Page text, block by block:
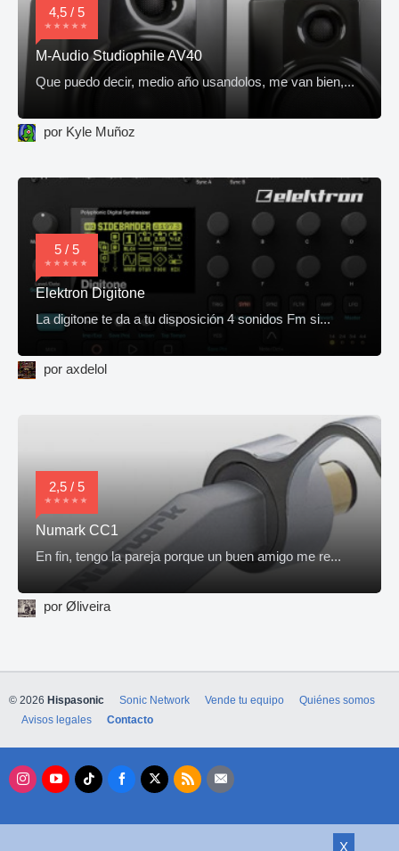
4,5 / 5
M-Audio Studiophile AV40
Que puedo decir, medio año usandolos, me van bien,...
por Kyle Muñoz
5 / 5
Elektron Digitone
La digitone te da a tu disposición 4 sonidos Fm si...
por axdelol
2,5 / 5
Numark CC1
En fin, tengo la pareja porque un buen amigo me re...
por Øliveira
X
© 2026 Hispasonic Sonic Network Vende tu equipo
Quiénes somos
Avisos legales
Contacto